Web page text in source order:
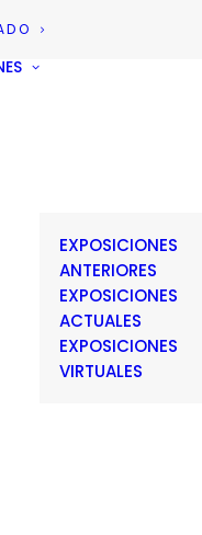
EXPOSICIONES
ANTERIORES
EXPOSICIONES
ACTUALES
EXPOSICIONES
VIRTUALES